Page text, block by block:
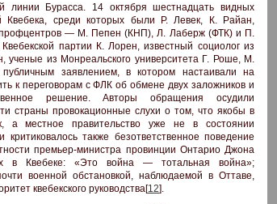
линии Бурасса. 14 октября шестнадцать видных
Квебека, среди которых были Р. Левек, К. Райан,
профцентров — М. Пепен (КНП), Л. Лаберж (ФТК) и П.
партии К. Лорен, известный социолог из
ученые из Монреальского университета Г. Роше, М.
заявлением, в котором настаивали на
к переговорам с ФЛК об обмене двух заложников и
решение. Авторы обращения осудили
страны провокационные слухи о том, что якобы в
а местное правительство уже не в состоянии
также безответственное поведение
премьер-министра провинции Онтарио Джона
в Квебеке: «Это война — тотальная война»;
военной обстановкой, наблюдаемой в Оттаве,
квебекского руководства[12].